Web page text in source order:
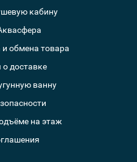
кабину
обмена товара
доставке
ванну
на этаж